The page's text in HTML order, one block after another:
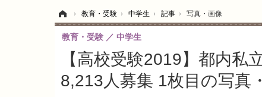
› 教育・受験 › 中学生 › 記事 › 写真・画像
【高校受験2019】都内私
8,213人募集 1枚目の写真
教育・受験 中学生